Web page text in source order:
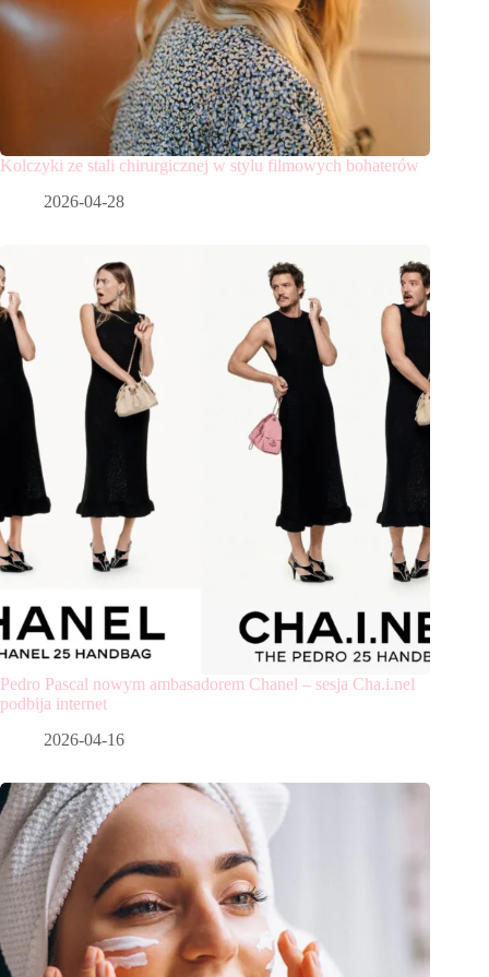
Kolczyki ze stali chirurgicznej w stylu filmowych bohaterów
2026-04-28
Pedro Pascal nowym ambasadorem Chanel – sesja Cha.i.nel
podbija internet
2026-04-16